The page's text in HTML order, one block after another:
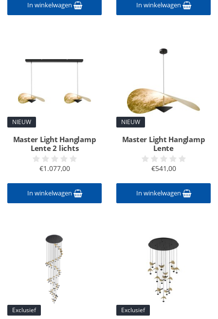
In winkelwagen In winkelwagen
NIEUW
Master Light Hanglamp
Lente 2 lichts
€1.077,00
In winkelwagen
NIEUW
Master Light Hanglamp
Lente
€541,00
In winkelwagen
Exclusief Exclusief